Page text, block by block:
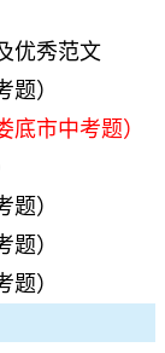
优秀范文
）
底市中考题）
）
）
）